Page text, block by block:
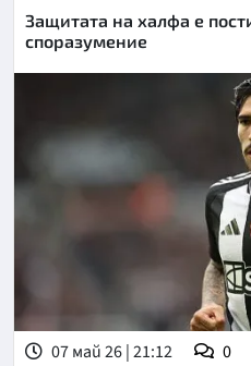
Защитата на халфа е
споразумение
07 май 26 | 21:12 0